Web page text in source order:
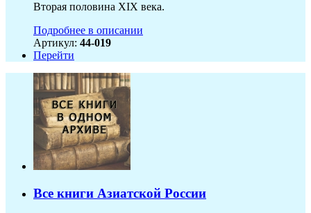
Вторая половина XIX века.
Подробнее в описании
Артикул: 44-019
Перейти
Все книги Азиатской России